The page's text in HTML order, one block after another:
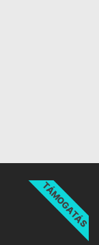
TÁMOGATÁS